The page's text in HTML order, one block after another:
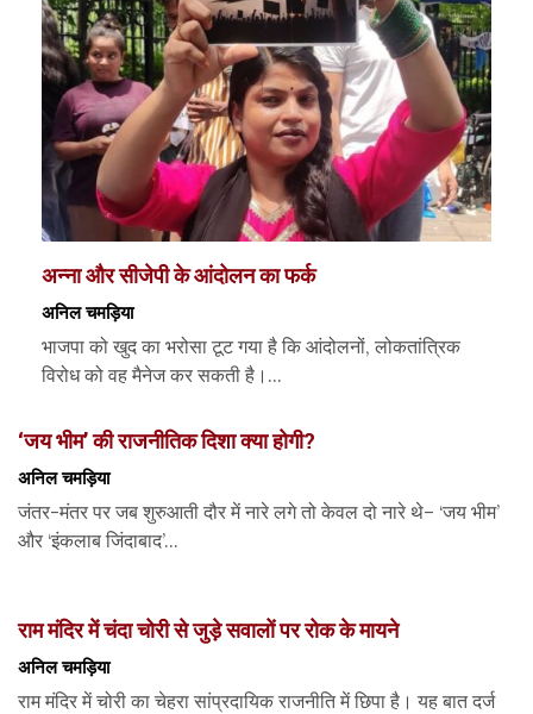
अन्ना और सीजेपी के आंदोलन का फर्क
अनिल चमड़िया
भाजपा को खुद का भरोसा टूट गया है कि आंदोलनों, लोकतांत्रिक
विरोध को वह मैनेज कर सकती है।...
‘जय भीम’ की राजनीतिक दिशा क्या होगी?
अनिल चमड़िया
जंतर-मंतर पर जब शुरुआती दौर में नारे लगे तो केवल दो नारे थे– ‘जय भीम’
और ‘इंकलाब जिंदाबाद’...
राम मंदिर में चंदा चोरी से जुड़े सवालों पर रोक के मायने
अनिल चमड़िया
राम मंदिर में चोरी का चेहरा सांप्रदायिक राजनीति में छिपा है। यह बात दर्ज